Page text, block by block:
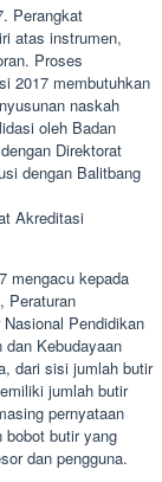
Perangkat
atas instrumen,
Proses
2017 membutuhkan
naskah
oleh Badan
Direktorat
dengan Balitbang
Akreditasi
mengacu kepada
Peraturan
Pendidikan
dan Kebudayaan
dari sisi jumlah butir
jumlah butir
pernyataan
bobot butir yang
dan pengguna.